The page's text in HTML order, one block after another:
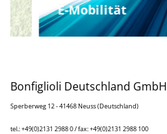
E-Mobilität
Bonfiglioli Deutschland GmbH
Sperberweg 12 - 41468 Neuss (Deutschland)
tel.: +49(0)2131 2988 0 / fax: +49(0)2131 2988 100